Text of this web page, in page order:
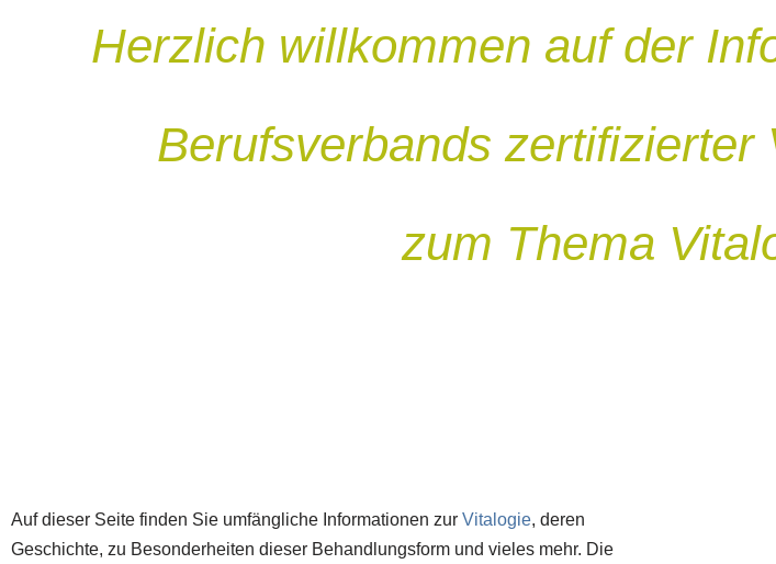
Herzlich willkommen auf der
Berufsverbands zertifizierter
zum Thema
Auf dieser Seite finden Sie umfängliche Informationen zur Vitalogie, deren
Geschichte, zu Besonderheiten dieser Behandlungsform und vieles mehr. Die